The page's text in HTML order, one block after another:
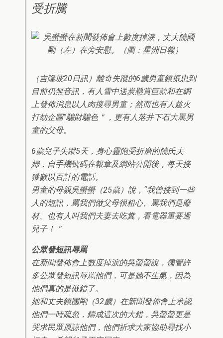
受折騰
（吉隆坡20日訊）離奇失蹤的6歲男童饒振忠到
目前仍無音訊，有人雪中送炭懸賞巨款和在網
上發佈消息以人肉搜尋男童；然而也有人趁火
打劫企圖“騙財騙色＂，更有人落井下石大罵男
童的父母。
6歲兒子失蹤5天，身心靈飽受折磨的饒氏夫
婦，自手機號碼在報章及網站公開後，每天接
獲數以百計的電話。
男童的母親吳螢螢（25歲）說，“我曾接到一些
人的短訊，罵我們做父母很粗心、罵我們是廢
材、也有人叫我們夫妻去吃糞，看電器重要過
兒子！＂
公眾發短訊辱罵
在新聞發佈會上數度掉淚的吳螢螢說，儘管許
多公眾發短訊辱罵他們，可是她不生氣，因為
他們真的是做錯了。
她和丈夫饒國剛（32歲）在新聞發佈會上承認
他們一時疏忽，鑄成這次的大錯，吳螢螢更是
哭求民眾原諒他們，他們祈求大家協助尋找小